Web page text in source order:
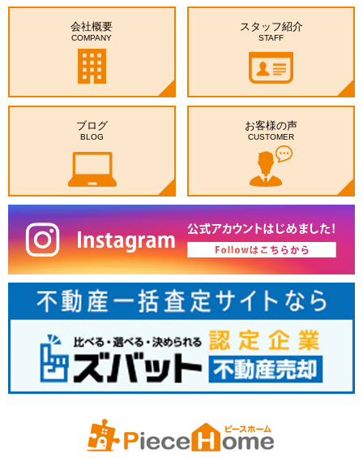
会社概要
COMPANY
スタッフ紹介
STAFF
ブログ
BLOG
お客様の声
CUSTOMER